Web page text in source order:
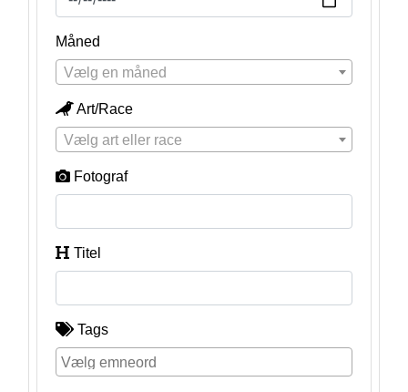
Måned
Vælg en måned
Art/Race
Vælg art eller race
Fotograf
Titel
Tags